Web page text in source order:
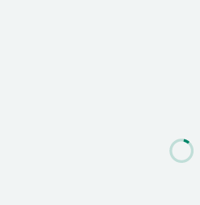
よくあるご質問